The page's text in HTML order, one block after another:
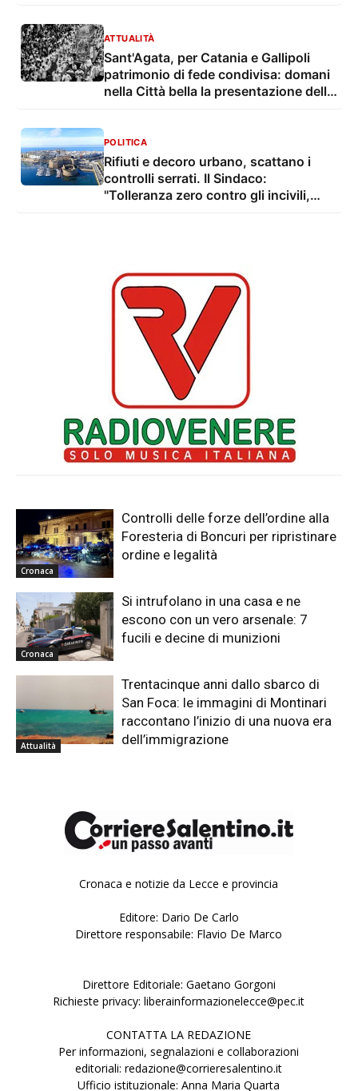
ATTUALITÀ
Sant'Agata, per Catania e Gallipoli
patrimonio di fede condivisa: domani
nella Città bella la presentazione della
etnea nel Salento
POLITICA
Rifiuti e decoro urbano, scattano i
controlli serrati. Il Sindaco:
"Tolleranza zero contro gli incivili,
Cronaca
Controlli delle forze dell’ordine alla
Foresteria di Boncuri per ripristinare
ordine e legalità
Cronaca
Si intrufolano in una casa e ne
escono con un vero arsenale: 7
fucili e decine di munizioni
Attualità
Trentacinque anni dallo sbarco di
San Foca: le immagini di Montinari
raccontano l’inizio di una nuova era
dell’immigrazione
Cronaca e notizie da Lecce e provincia
Editore: Dario De Carlo
Direttore responsabile: Flavio De Marco
Direttore Editoriale: Gaetano Gorgoni
Richieste privacy: liberainformazionelecce@pec.it
CONTATTA LA REDAZIONE
Per informazioni, segnalazioni e collaborazioni
editoriali: redazione@corrieresalentino.it
Ufficio istituzionale: Anna Maria Quarta